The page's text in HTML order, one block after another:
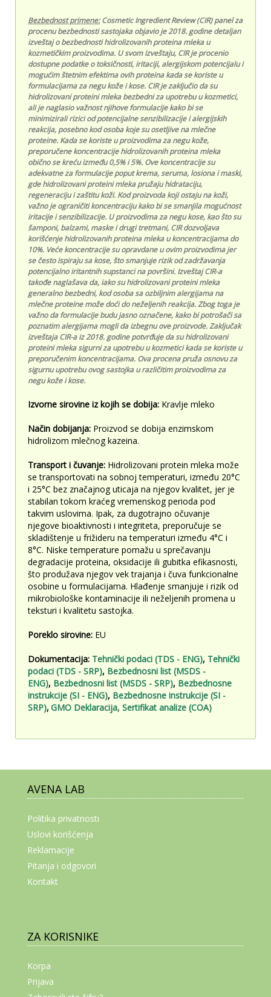
Bezbednost primene:Cosmetic Ingredient Review (CIR) panel za
procenu bezbednosti sastojaka objavio je 2018. godine detaljan
izveštaj o bezbednosti hidrolizovanih proteina mleka u
kozmetičkim proizvodima. U svom izveštaju, CIR je procenio
dostupne podatke o toksičnosti, iritaciji, alergijskom potencijalu i
mogućim štetnim efektima ovih proteina kada se koriste u
formulacijama za negu kože i kose. CIR je zaključio da su
hidrolizovani proteini mleka bezbedni za upotrebu u kozmetici,
ali je naglasio važnost njihove formulacije kako bi se
minimizirali rizici od potencijalne senzibilizacije i alergijskih
reakcija, posebno kod osoba koje su osetljive na mlečne
proteine. Kada se koriste u proizvodima za negu kože,
preporučene koncentracije hidrolizovanih proteina mleka
obično se kreću između 0,5% i 5%. Ove koncentracije su
adekvatne za formulacije poput krema, seruma, losiona i maski,
gde hidrolizovani proteini mleka pružaju hidrataciju,
regeneraciju i zaštitu koži. Kod proizvoda koji ostaju na koži,
važno je ograničiti koncentraciju kako bi se smanjila mogućnost
iritacije i senzibilizacije. U proizvodima za negu kose, kao što su
šamponi, balzami, maske i drugi tretmani, CIR dozvoljava
korišćenje hidrolizovanih proteina mleka u koncentracijama do
10%. Veće koncentracije su opravdane u ovim proizvodima jer
se često ispiraju sa kose, što smanjuje rizik od zadržavanja
potencijalno iritantnih supstanci na površini. Izveštaj CIR-a
takođe naglašava da, iako su hidrolizovani proteini mleka
generalno bezbedni, kod osoba sa ozbiljnim alergijama na
mlečne proteine može doći do neželjenih reakcija. Zbog toga je
važno da formulacije budu jasno označene, kako bi potrošači sa
poznatim alergijama mogli da izbegnu ove proizvode. Zaključak
izveštaja CIR-a iz 2018. godine potvrđuje da su hidrolizovani
proteini mleka sigurni za upotrebu u kozmetici kada se koriste u
preporučenim koncentracijama. Ova procena pruža osnovu za
sigurnu upotrebu ovog sastojka u različitim proizvodima za
negu kože i kose.
Izvorne sirovine iz kojih se dobija: Kravlje mleko
Način dobijanja: Proizvod se dobija enzimskom
hidrolizom mlečnog kazeina.
Transport i čuvanje: Hidrolizovani protein mleka može
se transportovati na sobnoj temperaturi, između 20°C
i 25°C bez značajnog uticaja na njegov kvalitet, jer je
stabilan tokom kraćeg vremenskog perioda pod
takvim uslovima. Ipak, za dugotrajno očuvanje
njegove bioaktivnosti i integriteta, preporučuje se
skladištenje u frižideru na temperaturi između 4°C i
8°C. Niske temperature pomažu u sprečavanju
degradacije proteina, oksidacije ili gubitka efikasnosti,
što produžava njegov vek trajanja i čuva funkcionalne
osobine u formulacijama. Hlađenje smanjuje i rizik od
mikrobiološke kontaminacije ili neželjenih promena u
teksturi i kvalitetu sastojka.
Poreklo sirovine: EU
Dokumentacija: Tehnički podaci (TDS - ENG), Tehnički
podaci (TDS - SRP), Bezbednosni list (MSDS -
ENG), Bezbednosni list (MSDS - SRP), Bezbednosne
instrukcije (SI - ENG), Bezbednosne instrukcije (SI -
SRP), GMO Deklaracija, Sertifikat analize (COA)
AVENA LAB
Politika privatnosti
Uslovi korišćenja
Reklamacije
Pitanja i odgovori
Kontakt
ZA KORISNIKE
Korpa
Prijava